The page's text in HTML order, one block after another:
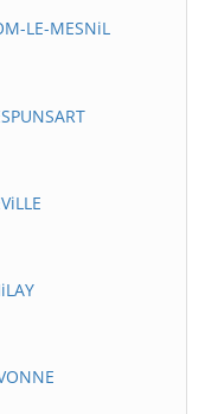
LE-MESNiL